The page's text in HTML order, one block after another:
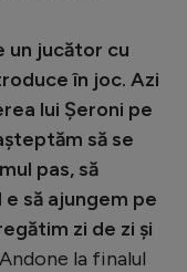
un jucător cu
în joc. Azi
lui Șeroni pe
să se
pas, să
să ajungem pe
zi de zi și
la finalul